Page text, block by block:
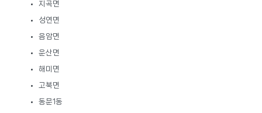
지곡면
성연면
음암면
운산면
해미면
고북면
동문1동